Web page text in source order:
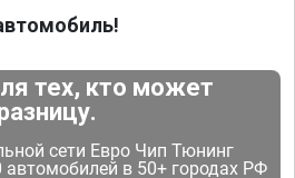
тех, кто может
сети Евро Чип Тюнинг
в 50+ городах РФ